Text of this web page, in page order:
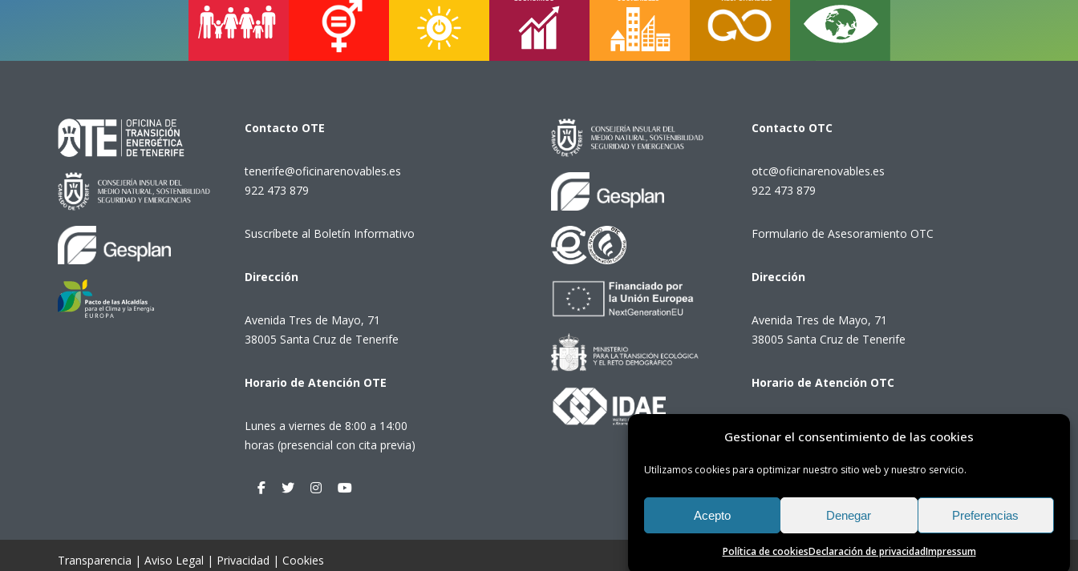
Gestionar el consentimiento de las cookies
Utilizamos cookies para optimizar nuestro sitio web y nuestro servicio.
Acepto Denegar Preferencias
Política de cookiesDeclaración de privacidadImpressum
Contacto OTE
tenerife@oficinarenovables.es
922 473 879
Suscríbete al Boletín Informativo
Dirección
Avenida Tres de Mayo, 71
38005 Santa Cruz de Tenerife
Horario de Atención OTE
Lunes a viernes de 8:00 a 14:00
horas (presencial con cita previa)
Contacto OTC
otc@oficinarenovables.es
922 473 879
Formulario de Asesoramiento OTC
Dirección
Avenida Tres de Mayo, 71
38005 Santa Cruz de Tenerife
Horario de Atención OTC
(presencial con cita previa)
Transparencia | Aviso Legal | Privacidad | Cookies Oficina de Transición Energética de Tenerife © 2025